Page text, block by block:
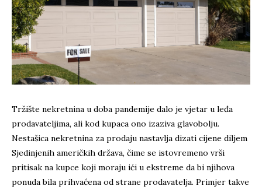
Tržište nekretnina u doba pandemije dalo je vjetar u leđa
prodavateljima, ali kod kupaca ono izaziva glavobolju.
Nestašica nekretnina za prodaju nastavlja dizati cijene diljem
Sjedinjenih američkih država, čime se istovremeno vrši
pritisak na kupce koji moraju ići u ekstreme da bi njihova
ponuda bila prihvaćena od strane prodavatelja. Primjer takve